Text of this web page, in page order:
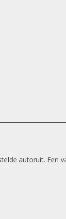
autoruit.